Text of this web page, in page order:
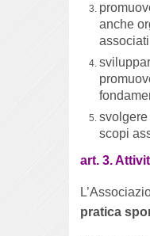
anche
scopi
art. 3.
pratica